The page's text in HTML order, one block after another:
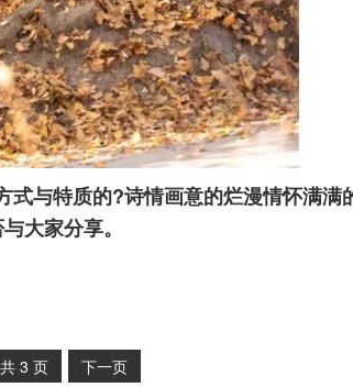
与特质的?诗情画意的烂漫情怀满满
大家分享。
共 3 页 下一页